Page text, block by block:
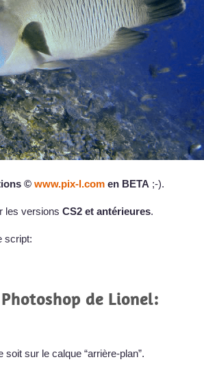
© www.pix-l.com en BETA ;-).
les versions CS2 et antérieures.
script:
de Lionel:
sur le calque “arrière-plan”.